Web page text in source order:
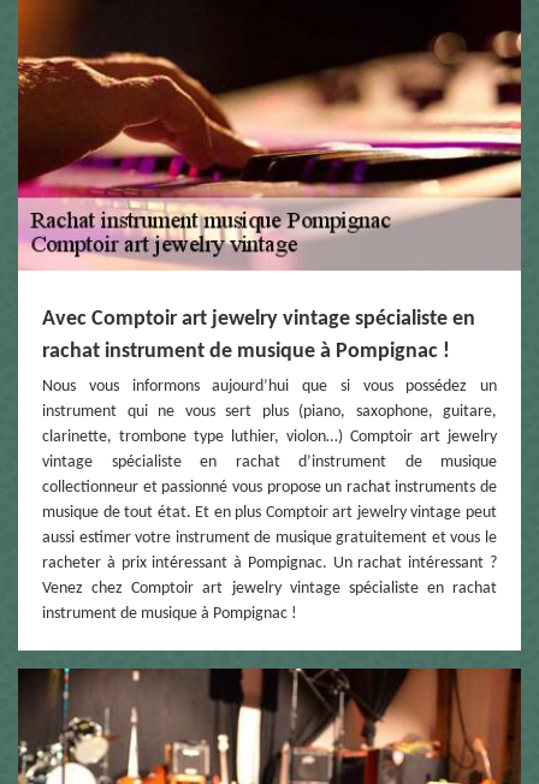
Avec Comptoir art jewelry vintage spécialiste en
rachat instrument de musique à Pompignac !
Nous vous informons aujourd’hui que si vous possédez un
instrument qui ne vous sert plus (piano, saxophone, guitare,
clarinette, trombone type luthier, violon…) Comptoir art jewelry
vintage spécialiste en rachat d’instrument de musique
collectionneur et passionné vous propose un rachat instruments de
musique de tout état. Et en plus Comptoir art jewelry vintage peut
aussi estimer votre instrument de musique gratuitement et vous le
racheter à prix intéressant à Pompignac. Un rachat intéressant ?
Venez chez Comptoir art jewelry vintage spécialiste en rachat
instrument de musique à Pompignac !